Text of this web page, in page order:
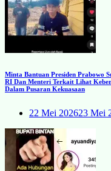
Minta Bantuan Presiden Prabowo
RI Dan Menteri Terkait Lihat
Dalam Pusaran Kekuasaan
22 Mei 202623 Mei